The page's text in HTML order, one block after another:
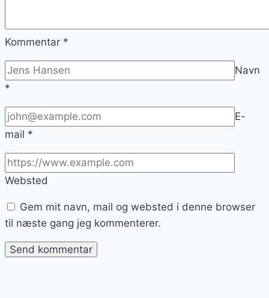
Kommentar *
Navn
*
E-
mail *
Websted
Gem mit navn, mail og websted i denne browser
til næste gang jeg kommenterer.